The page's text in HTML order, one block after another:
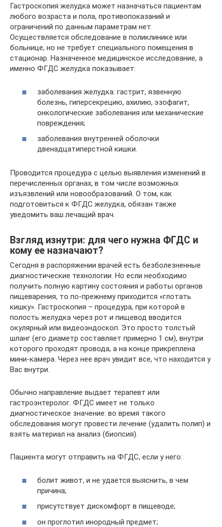
Гастроскопия желудка может назначаться пациентам
любого возраста и пола, противопоказаний и
ограничений по данным параметрам нет.
Осуществляется обследование в поликлинике или
больнице, но не требует специального помещения в
стационар. Назначенное медицинское исследование, а
именно ФГДС желудка показывает:
заболевания желудка: гастрит, язвенную
болезнь, гиперсекрецию, ахилию, эзофагит,
онкологические заболевания или механические
повреждения;
заболевания внутренней оболочки
двенадцатиперстной кишки.
Проводится процедура с целью выявления изменений в
перечисленных органах, в том числе возможных
изъязвлений или новообразований. О том, как
подготовиться к ФГДС желудка, обязан также
уведомить ваш лечащий врач.
Взгляд изнутри: для чего нужна ФГДС и
кому ее назначают?
Сегодня в распоряжении врачей есть безболезненные
диагностические технологии. Но если необходимо
получить полную картину состояния и работы органов
пищеварения, то по-прежнему приходится «глотать
кишку». Гастроскопия – процедура, при которой в
полость желудка через рот и пищевод вводится
окулярный или видеоэндоскоп. Это просто толстый
шланг (его диаметр составляет примерно 1 см), внутри
которого проходят провода, а на конце прикреплена
мини-камера. Через нее врач увидит все, что находится у
Вас внутри.
Обычно направление выдает терапевт или
гастроэнтеролог. ФГДС имеет не только
диагностическое значение: во время такого
обследования могут провести лечение (удалить полип) и
взять материал на анализ (биопсия).
Пациента могут отправить на ФГДС, если у него:
болит живот, и не удается выяснить, в чем
причина;
присутствует дискомфорт в пищеводе;
он проглотил инородный предмет;